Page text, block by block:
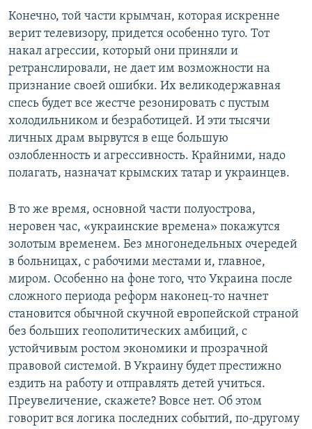
Конечно, той части крымчан, которая искренне
верит телевизору, придется особенно туго. Тот
накал агрессии, который они приняли и
ретранслировали, не дает им возможности на
признание своей ошибки. Их великодержавная
спесь будет все жестче резонировать с пустым
холодильником и безработицей. И эти тысячи
личных драм вырвутся в еще большую
озлобленность и агрессивность. Крайними, надо
полагать, назначат крымских татар и украинцев.
В то же время, основной части полуострова,
неровен час, «украинские времена» покажутся
золотым временем. Без многонедельных очередей
в больницах, с рабочими местами и, главное,
миром. Особенно на фоне того, что Украина после
сложного периода реформ наконец-то начнет
становится обычной скучной европейской страной
без больших геополитических амбиций, с
устойчивым ростом экономики и прозрачной
правовой системой. В Украину будет престижно
ездить на работу и отправлять детей учиться.
Преувеличение, скажете? Вовсе нет. Об этом
говорит вся логика последних событий, по-другому